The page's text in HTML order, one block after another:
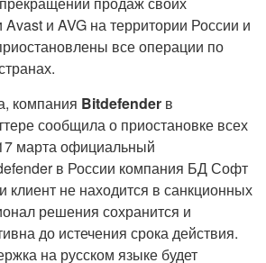
Avast и AVG на территории России и
все операции по
компания Bitdefender в
сообщила о приостановке всех
марта официальный
в России компания БД Софт
клиент не находится в санкционных
решения сохранится и
до истечения срока действия.
на русском языке будет